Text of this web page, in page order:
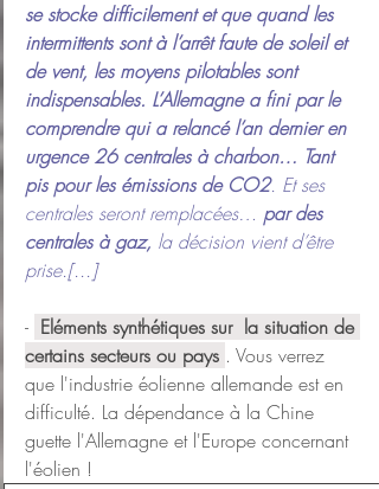
se stocke difficilement et que quand les
intermittents sont à l’arrêt faute de soleil et
de vent, les moyens pilotables sont
indispensables. L’Allemagne a fini par le
comprendre qui a relancé l’an dernier en
urgence 26 centrales à charbon… Tant
pis pour les émissions de CO2. Et ses
centrales seront remplacées… par des
centrales à gaz, la décision vient d’être
prise.[...]
- Eléments synthétiques sur  la situation de
certains secteurs ou pays . Vous verrez
que l'industrie éolienne allemande est en
difficulté. La dépendance à la Chine
guette l'Allemagne et l'Europe concernant
l'éolien !